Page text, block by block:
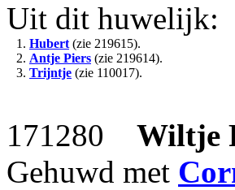
Uit dit huwelijk:
1. Hubert (zie 219615).
2. Antje Piers (zie 219614).
3. Trijntje (zie 110017).
171280 Wiltje
Gehuwd met